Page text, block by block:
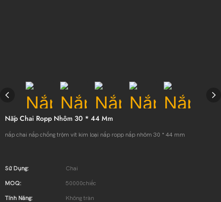
Nắp Chai Ropp Nhôm 30 * 44 Mm
nắp chai nắp chống trộm vít kim loại nắp ropp nắp nhôm 30 * 44 mm
Sử Dụng: Chai
MOQ: 50000chiếc
Tính Năng: Không tràn